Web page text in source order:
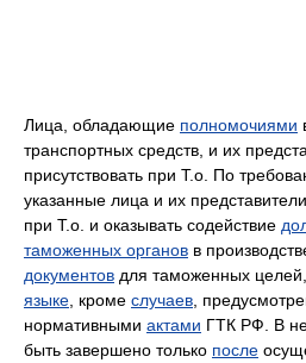
Лица, обладающие полномочиями
транспортных средств, и их
присутствовать при Т.о. По
указанные лица и их
при Т.о. и оказывать содействие
таможенных органов в
документов для таможенных
языке , кроме случаев ,
нормативными актами ГТК РФ. В
быть завершено только после